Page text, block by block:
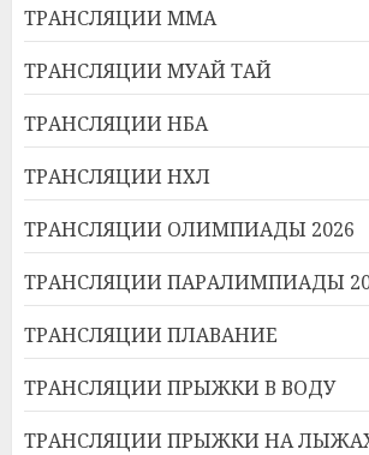
ТРАНСЛЯЦИИ ММА
ТРАНСЛЯЦИИ МУАЙ ТАЙ
ТРАНСЛЯЦИИ НБА
ТРАНСЛЯЦИИ НХЛ
ТРАНСЛЯЦИИ ОЛИМПИАДЫ 2026
ТРАНСЛЯЦИИ ПАРАЛИМПИАДЫ
ТРАНСЛЯЦИИ ПЛАВАНИЕ
ТРАНСЛЯЦИИ ПРЫЖКИ В ВОДУ
ТРАНСЛЯЦИИ ПРЫЖКИ НА